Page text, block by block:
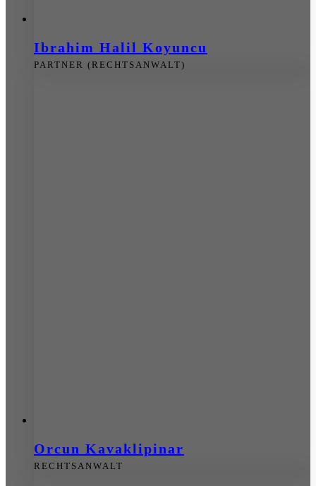
Ibrahim Halil Koyuncu
PARTNER (RECHTSANWALT)
Orcun Kavaklipinar
RECHTSANWALT